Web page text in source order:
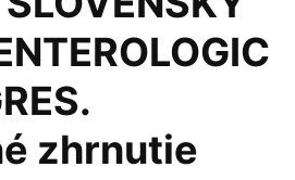
zhrnutie